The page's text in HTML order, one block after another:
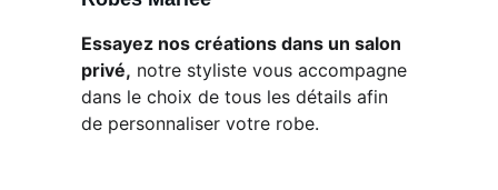
Essayez nos créations dans un salon
privé, notre styliste vous accompagne
dans le choix de tous les détails afin
de personnaliser votre robe.